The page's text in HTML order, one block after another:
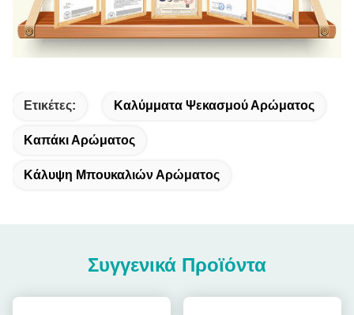
Ετικέτες: Καλύμματα Ψεκασμού Αρώματος
Καπάκι Αρώματος
Κάλυψη Μπουκαλιών Αρώματος
Συγγενικά Προϊόντα